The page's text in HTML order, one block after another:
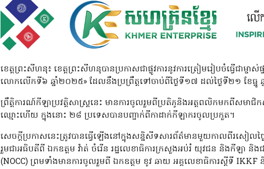
ខេត្តព្រះសីហនុ៖ ខេត្តព្រះសីហនុបានប្រកាសជាផ្លូវការនូវការត្រៀមរៀបចំធ្វើជាម្ចា
លោកលើកទី៦ ឆ្នាំ២០២៥» ដែលនឹងប្រព្រឹត្តទៅចាប់ពីថ្ងៃទី១៧ ដល់ថ្ងៃទី២១ ខែធ្
ព្រឹត្តិការណ៍កីឡាប្រវត្តិសាស្ត្រនេះ មានការចូលរួមពីប្រតិភូនិងអត្តពលិកមកពីសមាជិ
ឈ្មោះហើយ ក្នុងនោះ ២៨ ប្រទេសបានបញ្ជាក់ពីកាដាក់កីឡាករចូលប្រកួត។
សេចក្តីប្រកាសនេះត្រូវបានធ្វើឡើងនៅក្នុងសន្និសីទសារព័ត៌មានមួយកាលពីរសៀល
រួមជាអធិបតីពី ឯកឧត្តម វ៉ាត់ ចំរើន រដ្ឋលេខាធិការក្រសួងអប់រំ យុវជន និងកីឡា និងជ
(NOCC) ព្រមទាំងមានការចូលរួមពី ឯកឧត្តម ខូវ ឆាយ អគ្គលេខាធិការស្ដីទី